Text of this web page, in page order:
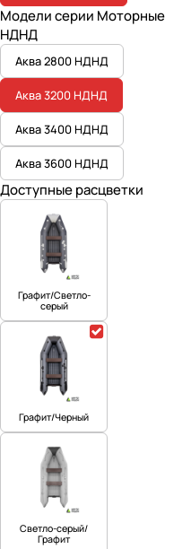
Модели серии Моторные
НДНД
Аква 2800 НДНД
Аква 3200 НДНД
Аква 3400 НДНД
Аква 3600 НДНД
Доступные расцветки
Графит/Светло-
серый
Графит/Черный
Светло-серый/
Графит